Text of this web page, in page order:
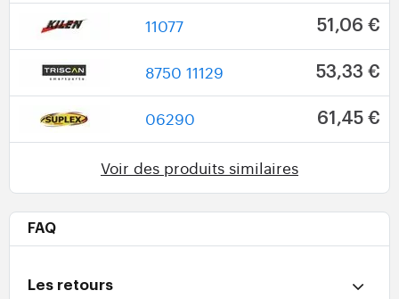
11077 51,06 €
8750 11129 53,33 €
06290 61,45 €
Voir des produits similaires
FAQ
Les retours